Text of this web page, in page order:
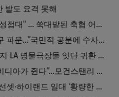
발도 요격 못해
[충격] “외국인 심판들에 성접대” … 쑥대밭된 축협 어디까지 추락하나
외신들도 주목한 한국축구 파문…”국민적 공분에 수사 재개”
90년 역사 브루인 극장까지 LA 명물극장들 잇단 귀환 … 할리웃 경기 살아났다
“AI 시장 주도권, 결국 엔비디아가 쥔다”…모건스탠리 장담
칙필레마저 문 닫았다 … 선셋·하이랜드 일대 ‘황량한 거리’로